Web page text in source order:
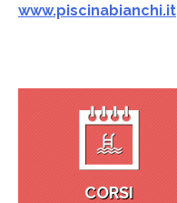
www.piscinabianchi.it
CORSI